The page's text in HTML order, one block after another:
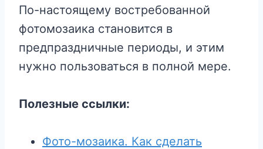
По-настоящему востребованной
фотомозаика становится в
предпраздничные периоды, и этим
нужно пользоваться в полной мере.
Полезные ссылки:
Фото-мозаика. Как сделать